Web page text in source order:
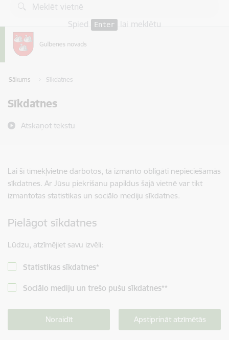
Pāriet uz lapas saturu
Spied
Enter lai meklētu
Sākums Sīkdatnes
Sīkdatnes
Atskaņot tekstu
Lai šī tīmekļvietne darbotos, tā izmanto obligāti nepieciešamās
sīkdatnes. Ar Jūsu piekrišanu papildus šajā vietnē var tikt
izmantotas statistikas un sociālo mediju sīkdatnes.
Pielāgot sīkdatnes
Lūdzu, atzīmējiet savu izvēli:
Statistikas sīkdatnes*
Sociālo mediju un trešo pušu sīkdatnes**
Noraidīt Apstiprināt atzīmētās